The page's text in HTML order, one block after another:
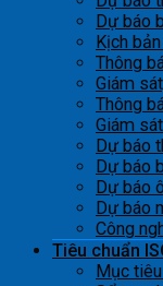
Dự báo
Kịch
Thông
Giám
Thông
Giám
Dự báo
Dự báo
Dự báo
Dự báo
Công
Tiêu chuẩn
Mục